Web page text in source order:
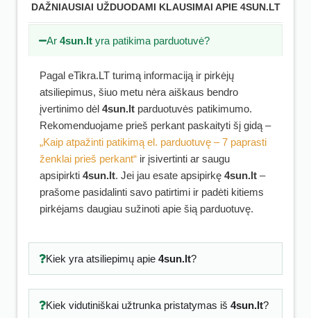
DAŽNIAUSIAI UŽDUODAMI KLAUSIMAI APIE 4SUN.LT
Ar4sun.lt yra patikima parduotuvė?
Pagal eTikra.LT turimą informaciją ir pirkėjų
atsiliepimus, šiuo metu nėra aiškaus bendro
įvertinimo dėl 4sun.lt parduotuvės patikimumo.
Rekomenduojame prieš perkant paskaityti šį gidą –
„Kaip atpažinti patikimą el. parduotuvę – 7 paprasti
ženklai prieš perkant“ ir įsivertinti ar saugu
apsipirkti 4sun.lt. Jei jau esate apsipirkę 4sun.lt –
prašome pasidalinti savo patirtimi ir padėti kitiems
pirkėjams daugiau sužinoti apie šią parduotuvę.
Kiek yra atsiliepimų apie 4sun.lt?
Kiek vidutiniškai užtrunka pristatymas iš 4sun.lt?